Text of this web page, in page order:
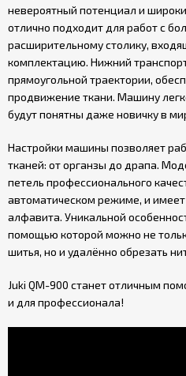
невероятный потенциал и
отлично подходит для работ с
расширительному столику,
комплектацию. Нижний
прямоугольной траектории,
продвижение ткани. Машину
будут понятны даже новичку в
Настройки машины позволяет
тканей: от органзы до драпа.
петель профессионального
автоматическом режиме, и
алфавита. Уникальной
помощью которой можно не
шитья, но и удалённо обрезать
Juki QM-900 станет отличным
и для профессионала!